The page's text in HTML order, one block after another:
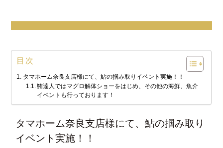
目次
タマホーム奈良支店様にて、鮎の掴み取りイベント実施！！
鮪達人ではマグロ解体ショーをはじめ、その他の海鮮、魚介
イベントも行っております！
タマホーム奈良支店様にて、鮎の掴み取り
イベント実施！！